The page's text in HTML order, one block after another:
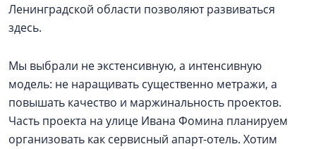
Ленинградской области позволяют развиваться
здесь.
Мы выбрали не экстенсивную, а интенсивную
модель: не наращивать существенно метражи, а
повышать качество и маржинальность проектов.
Часть проекта на улице Ивана Фомина планируем
организовать как сервисный апарт-отель. Хотим